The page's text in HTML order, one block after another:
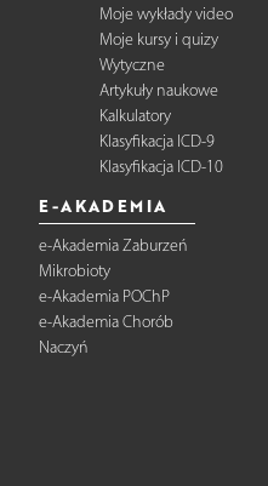
Moje wykłady video
Moje kursy i quizy
Wytyczne
Artykuły naukowe
Kalkulatory
Klasyfikacja ICD-9
Klasyfikacja ICD-10
E-AKADEMIA
e-Akademia Zaburzeń
Mikrobioty
e-Akademia POChP
e-Akademia Chorób
Naczyń